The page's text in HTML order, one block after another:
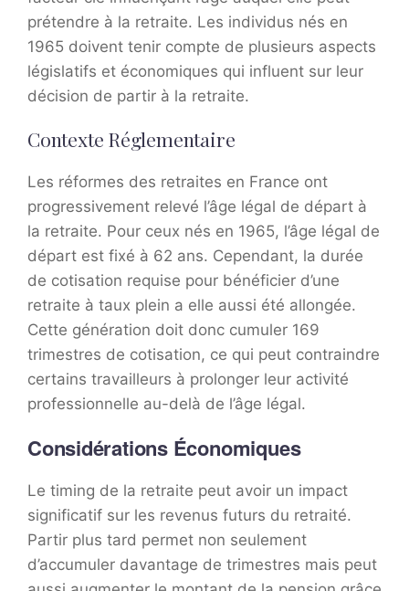
prétendre à la retraite. Les individus nés en
1965 doivent tenir compte de plusieurs aspects
législatifs et économiques qui influent sur leur
décision de partir à la retraite.
Contexte Réglementaire
Les réformes des retraites en France ont
progressivement relevé l’âge légal de départ à
la retraite. Pour ceux nés en 1965, l’âge légal de
départ est fixé à 62 ans. Cependant, la durée
de cotisation requise pour bénéficier d’une
retraite à taux plein a elle aussi été allongée.
Cette génération doit donc cumuler 169
trimestres de cotisation, ce qui peut contraindre
certains travailleurs à prolonger leur activité
professionnelle au-delà de l’âge légal.
Considérations Économiques
Le timing de la retraite peut avoir un impact
significatif sur les revenus futurs du retraité.
Partir plus tard permet non seulement
d’accumuler davantage de trimestres mais peut